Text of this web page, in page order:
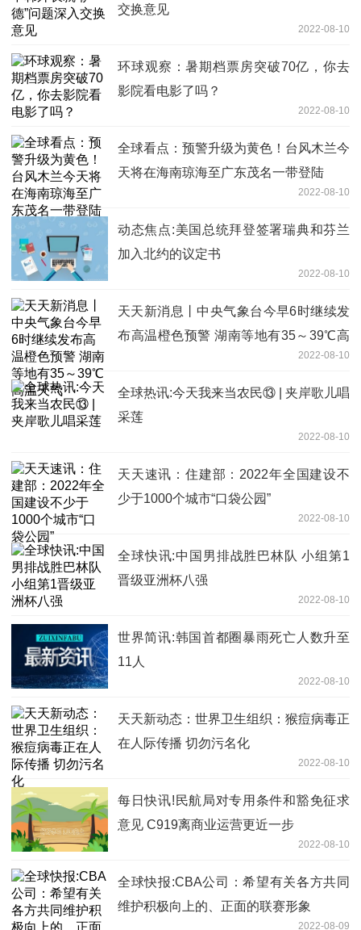
交换意见
2022-08-10
环球观察：暑期档票房突破70亿，你去
影院看电影了吗？
2022-08-10
全球看点：预警升级为黄色！台风木兰今
天将在海南琼海至广东茂名一带登陆
2022-08-10
动态焦点:美国总统拜登签署瑞典和芬兰
加入北约的议定书
2022-08-10
天天新消息丨中央气象台今早6时继续发
布高温橙色预警 湖南等地有35～39℃高
2022-08-10
全球热讯:今天我来当农民⑬ | 夹岸歌儿唱
采莲
2022-08-10
天天速讯：住建部：2022年全国建设不
少于1000个城市“口袋公园”
2022-08-10
全球快讯:中国男排战胜巴林队 小组第1
晋级亚洲杯八强
2022-08-10
世界简讯:韩国首都圈暴雨死亡人数升至
11人
2022-08-10
天天新动态：世界卫生组织：猴痘病毒正
在人际传播 切勿污名化
2022-08-10
每日快讯!民航局对专用条件和豁免征求
意见 C919离商业运营更近一步
2022-08-10
全球快报:CBA公司：希望有关各方共同
维护积极向上的、正面的联赛形象
2022-08-09